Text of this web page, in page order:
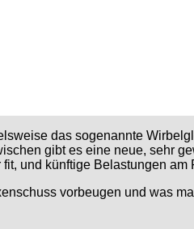
das sogenannte
gibt es eine neue, sehr
und künftige Belastungen
vorbeugen und was